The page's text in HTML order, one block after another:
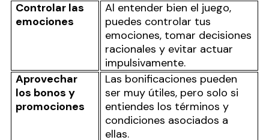
Controlar las
emociones
Al entender bien el juego,
puedes controlar tus
emociones, tomar decisiones
racionales y evitar actuar
impulsivamente.
Aprovechar
los bonos y
promociones
Las bonificaciones pueden
ser muy útiles, pero solo si
entiendes los términos y
condiciones asociados a
ellas.